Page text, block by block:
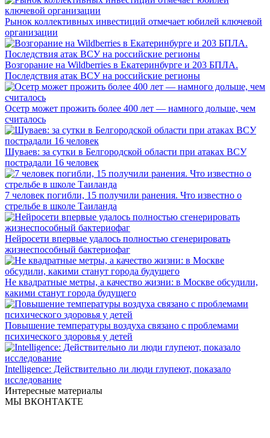
Рынок коллективных инвестиций отмечает юбилей ключевой
организации
Возгорание на Wildberries в Екатеринбурге и 203 БПЛА.
Последствия атак ВСУ на российские регионы
Осетр может прожить более 400 лет — намного дольше, чем
считалось
Шуваев: за сутки в Белгородской области при атаках ВСУ
пострадали 16 человек
7 человек погибли, 15 получили ранения. Что известно о
стрельбе в школе Таиланда
Нейросети впервые удалось полностью сгенерировать
жизнеспособный бактериофаг
Не квадратные метры, а качество жизни: в Москве обсудили,
какими станут города будущего
Повышение температуры воздуха связано с проблемами
психического здоровья у детей
Intelligence: Действительно ли люди глупеют, показало
исследование
Интересные материалы
МЫ ВКОНТАКТЕ